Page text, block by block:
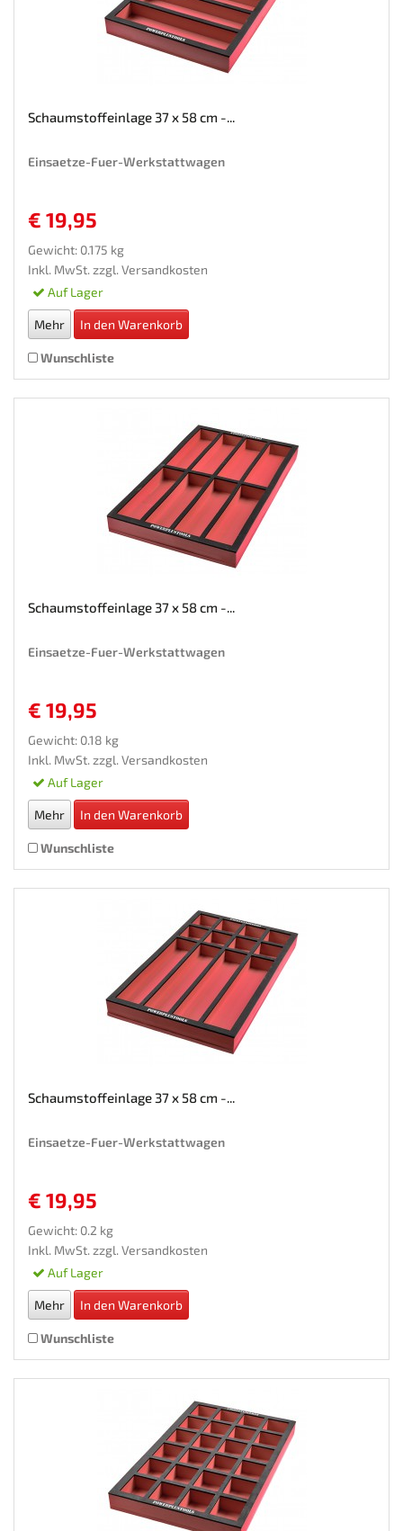
Schaumstoffeinlage 37 x 58 cm -...
Einsaetze-Fuer-Werkstattwagen
€ 19,95
Gewicht: 0.175 kg
Inkl. MwSt. zzgl. Versandkosten
Auf Lager
Mehr In den Warenkorb
Wunschliste
Schaumstoffeinlage 37 x 58 cm -...
Einsaetze-Fuer-Werkstattwagen
€ 19,95
Gewicht: 0.18 kg
Inkl. MwSt. zzgl. Versandkosten
Auf Lager
Mehr In den Warenkorb
Wunschliste
Schaumstoffeinlage 37 x 58 cm -...
Einsaetze-Fuer-Werkstattwagen
€ 19,95
Gewicht: 0.2 kg
Inkl. MwSt. zzgl. Versandkosten
Auf Lager
Mehr In den Warenkorb
Wunschliste